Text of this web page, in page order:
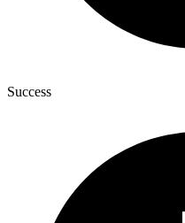
Success